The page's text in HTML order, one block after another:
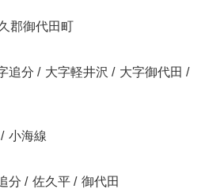
郡御代田町
追分 / 大字軽井沢 / 大字御代田 /
/ 小海線
分 / 佐久平 / 御代田